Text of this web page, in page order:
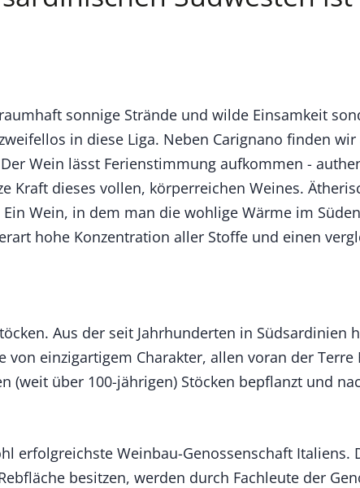
sonnige Strände und wilde Einsamkeit
in diese Liga. Neben Carignano finden
Wein lässt Ferienstimmung aufkommen -
Kraft dieses vollen, körperreichen Weines.
Wein, in dem man die wohlige Wärme im
hohe Konzentration aller Stoffe und einen
Aus der seit Jahrhunderten in Südsardinien
einzigartigem Charakter, allen voran der
(weit über 100-jährigen) Stöcken bepflanzt und
erfolgreichste Weinbau-Genossenschaft
besitzen, werden durch Fachleute der